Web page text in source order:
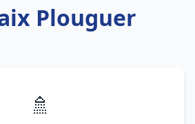
Plouguer
🚿